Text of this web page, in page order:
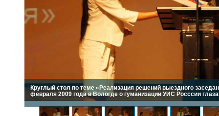
Круглый стол по теме «Реализация решений выездного
февраля 2009 года в Вологде о гуманизации УИС Росссии